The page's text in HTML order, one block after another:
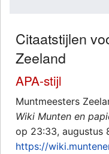
Citaatstijlen
Zeeland
APA-stijl
Muntmeesters
Wiki Munten en
op 23:33, augustus
https://